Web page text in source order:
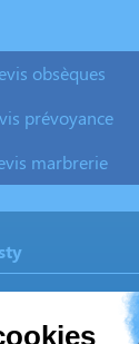
obsèques
prévoyance
marbrerie